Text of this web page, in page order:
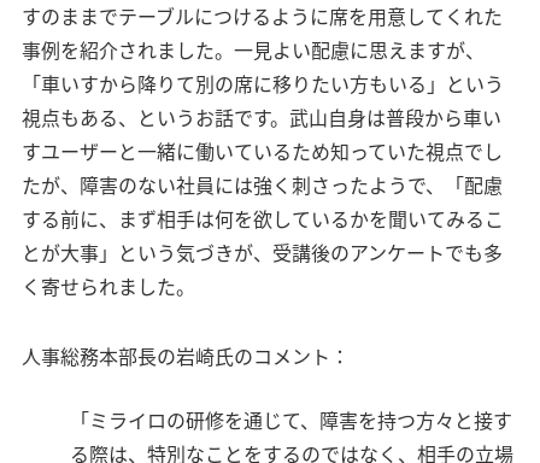
すのままでテーブルにつけるように席を用意してくれた
事例を紹介されました。一見よい配慮に思えますが、
「車いすから降りて別の席に移りたい方もいる」という
視点もある、というお話です。武山自身は普段から車い
すユーザーと一緒に働いているため知っていた視点でし
たが、障害のない社員には強く刺さったようで、「配慮
する前に、まず相手は何を欲しているかを聞いてみるこ
とが大事」という気づきが、受講後のアンケートでも多
く寄せられました。
人事総務本部長の岩崎氏のコメント：
「ミライロの研修を通じて、障害を持つ方々と接す
る際は、特別なことをするのではなく、相手の立場